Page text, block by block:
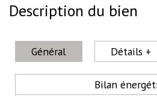
Description du bien
Général Détails +
Bilan